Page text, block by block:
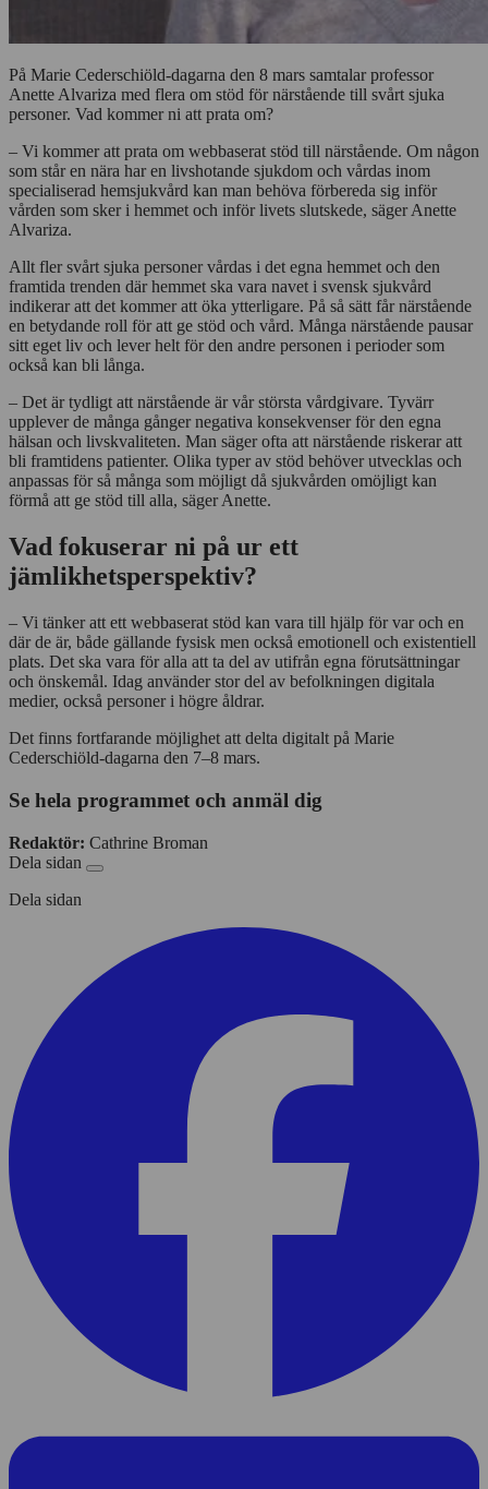
På Marie Cederschiöld-dagarna den 8 mars samtalar professor
Anette Alvariza med flera om stöd för närstående till svårt sjuka
personer. Vad kommer ni att prata om?
– Vi kommer att prata om webbaserat stöd till närstående. Om någon
som står en nära har en livshotande sjukdom och vårdas inom
specialiserad hemsjukvård kan man behöva förbereda sig inför
vården som sker i hemmet och inför livets slutskede, säger Anette
Alvariza.
Allt fler svårt sjuka personer vårdas i det egna hemmet och den
framtida trenden där hemmet ska vara navet i svensk sjukvård
indikerar att det kommer att öka ytterligare. På så sätt får närstående
en betydande roll för att ge stöd och vård. Många närstående pausar
sitt eget liv och lever helt för den andre personen i perioder som
också kan bli långa.
– Det är tydligt att närstående är vår största vårdgivare. Tyvärr
upplever de många gånger negativa konsekvenser för den egna
hälsan och livskvaliteten. Man säger ofta att närstående riskerar att
bli framtidens patienter. Olika typer av stöd behöver utvecklas och
anpassas för så många som möjligt då sjukvården omöjligt kan
förmå att ge stöd till alla, säger Anette.
Vad fokuserar ni på ur ett
jämlikhetsperspektiv?
– Vi tänker att ett webbaserat stöd kan vara till hjälp för var och en
där de är, både gällande fysisk men också emotionell och existentiell
plats. Det ska vara för alla att ta del av utifrån egna förutsättningar
och önskemål. Idag använder stor del av befolkningen digitala
medier, också personer i högre åldrar.
Det finns fortfarande möjlighet att delta digitalt på Marie
Cederschiöld-dagarna den 7–8 mars.
Se hela programmet och anmäl dig
Redaktör: Cathrine Broman
Dela sidan
Dela sidan